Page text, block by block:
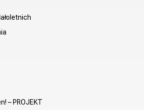
– PROJEKT